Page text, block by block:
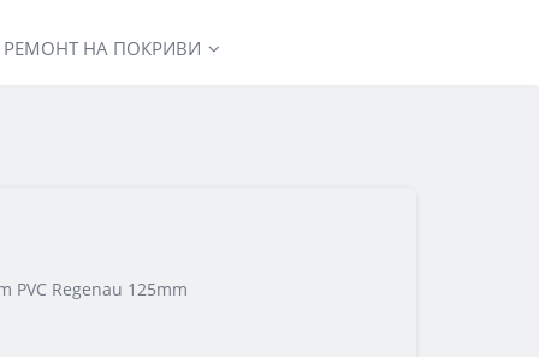
РЕМОНТ НА ПОКРИВИ
PVC Regenau 125mm